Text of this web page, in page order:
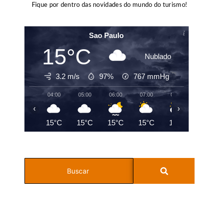
Fique por dentro das novidades do mundo do turismo!
Sao Paulo
15°C Nublado
3.2 m/s 97% 767 mmHg
04:00
15°C
05:00
15°C
06:00
15°C
07:00
15°C
08:00
15°C
‹ ›